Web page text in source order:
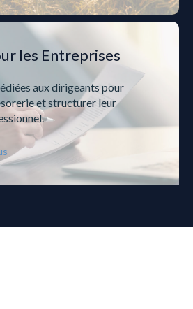
les Entreprises
aux dirigeants pour
et structurer leur